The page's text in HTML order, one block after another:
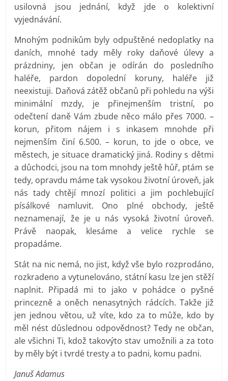
usilovná jsou jednání, když jde o kolektivní
vyjednávání.
Mnohým podnikům byly odpuštěné nedoplatky na
daních, mnohé tady měly roky daňové úlevy a
prázdniny, jen občan je odírán do posledního
haléře, pardon dopolední koruny, haléře již
neexistuji. Daňová zátěž občanů při pohledu na výši
minimální mzdy, je přinejmenším tristní, po
odečtení daně Vám zbude něco málo přes 7000. –
korun, přitom nájem i s inkasem mnohde při
nejmenším činí 6.500. – korun, to jde o obce, ve
městech, je situace dramatický jiná. Rodiny s dětmi
a důchodci, jsou na tom mnohdy ještě hůř, ptám se
tedy, opravdu máme tak vysokou životní úroveň, jak
nás tady chtějí mnozí politici a jim pochlebující
písálkové namluvit. Ono plné obchody, ještě
neznamenají, že je u nás vysoká životní úroveň.
Právě naopak, klesáme a velice rychle se
propadáme.
Stát na nic nemá, no jist, když vše bylo rozprodáno,
rozkradeno a vytunelováno, státní kasu lze jen stěží
naplnit. Připadá mi to jako v pohádce o pyšné
princezně a oněch nenasytných rádcích. Takže již
jen jednou větou, už víte, kdo za to může, kdo by
měl nést důslednou odpovědnost? Tedy ne občan,
ale všichni Ti, kdož takovýto stav umožnili a za toto
by měly být i tvrdé tresty a to padni, komu padni.
Januš Adamus